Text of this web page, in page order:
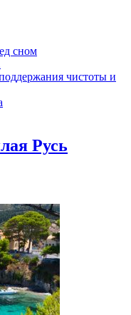
сном
чистоты и
Русь